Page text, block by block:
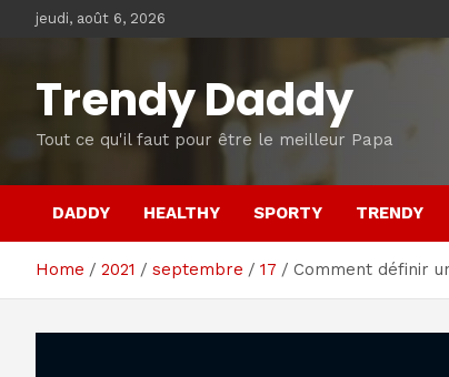
jeudi, août 6, 2026
Trendy Daddy
Tout ce qu'il faut pour être le meilleur Papa
DADDY HEALTHY SPORTY TRENDY
Home 2021 septembre 17 Comment définir